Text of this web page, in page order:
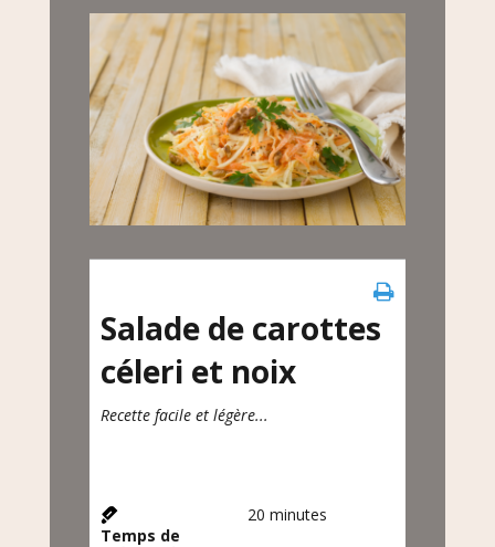
Salade de carottes
céleri et noix
Recette facile et légère...
Temps de
20 minutes